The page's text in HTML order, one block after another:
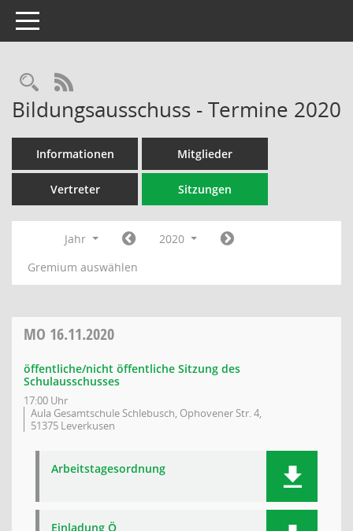
Toggle navigation
Rechercheauswahl
RSS-Feed
Bildungsausschuss - Termine 2020
Informationen Mitglieder
Vertreter Sitzungen
Jahr
2020
Gremium auswählen
MO 16.11.2020
öffentliche/nicht öffentliche Sitzung des
Schulausschusses
17:00 Uhr
Aula Gesamtschule Schlebusch, Ophovener Str. 4,
51375 Leverkusen
Arbeitstagesordnung
Einladung Ö